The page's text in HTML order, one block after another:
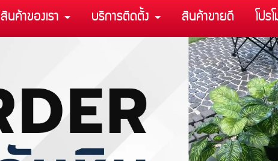
สินค้าของเรา บริการติดตั้ง สินค้าขายดี โปร